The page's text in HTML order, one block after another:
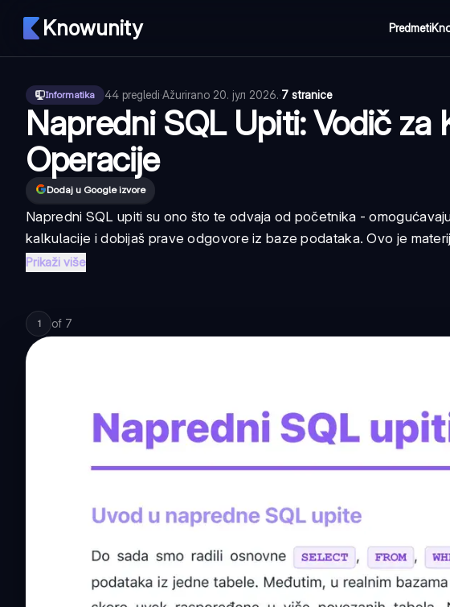
Knowunity Predmeti
Informatika 44 pregledi·Ažurirano 20. јул 2026.·7 stranice
Napredni SQL Upiti: Vodič za
Operacije
Dodaj u Google izvore
Napredni SQL upiti su ono što te odvaja od početnika -
kalkulacije i dobijaš prave odgovore iz baze podataka. Ovo je
Prikaži više
1 of 7